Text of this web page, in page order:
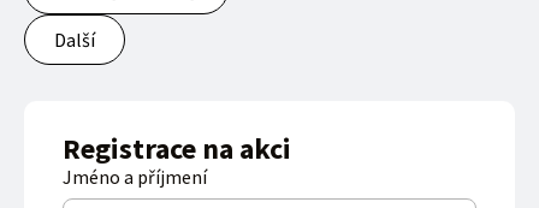
Další
Registrace na akci
Jméno a příjmení